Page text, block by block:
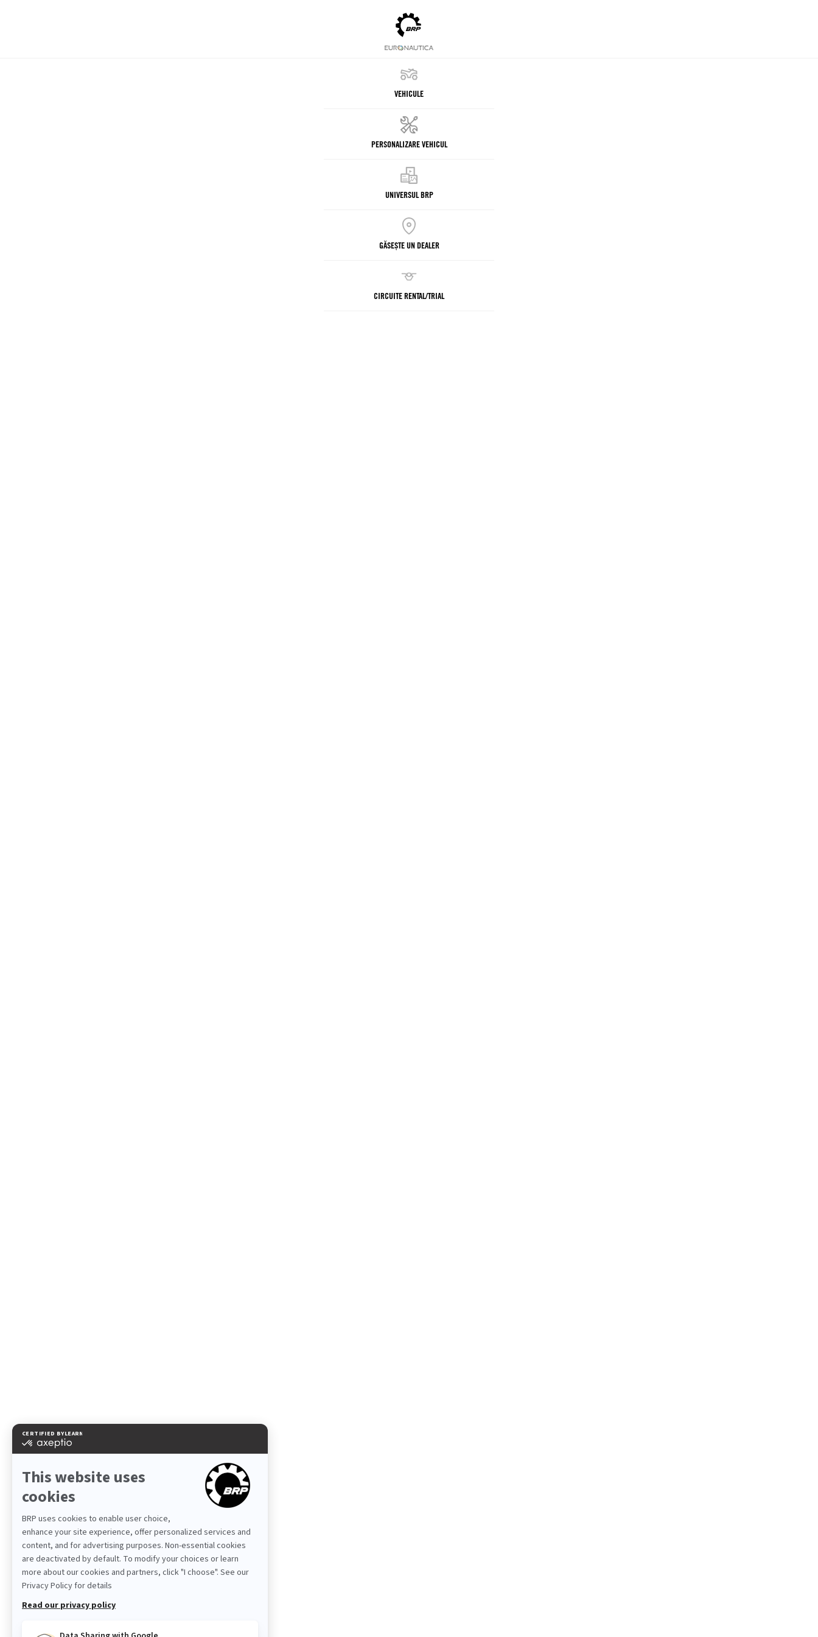
VEHICULE
PERSONALIZARE VEHICUL
UNIVERSUL BRP
GĂSEȘTE UN DEALER
CIRCUITE RENTAL/TRIAL